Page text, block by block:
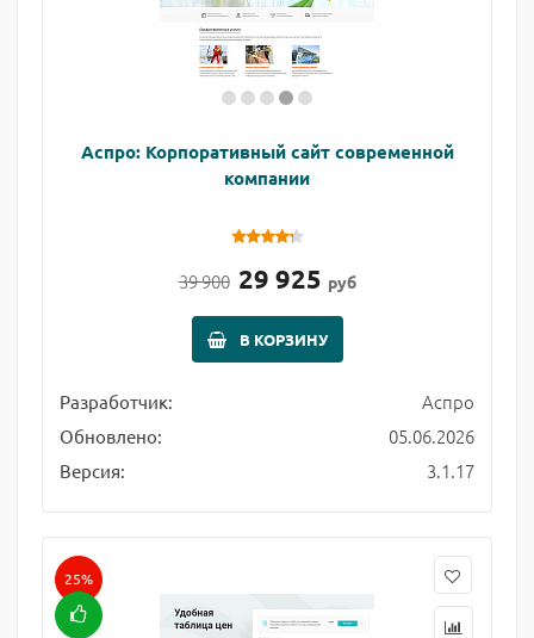
Аспро: Корпоративный сайт современной
компании
39 900 29 925 руб
В КОРЗИНУ
Разработчик: Аспро
Обновлено: 05.06.2026
Версия: 3.1.17
25%